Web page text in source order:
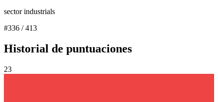
sector industrials
#336 /413
Historial de puntuaciones
23